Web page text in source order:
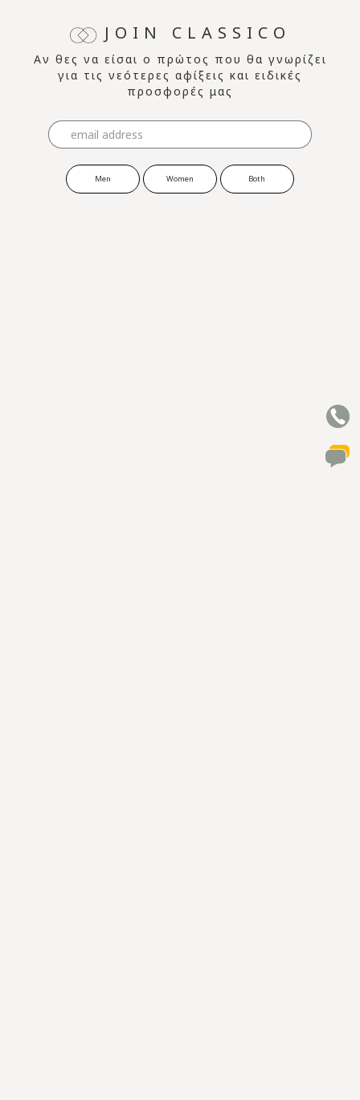
JOIN CLASSICO
Αν θες να είσαι ο πρώτος που θα γνωρίζει
για τις νεότερες αφίξεις και ειδικές
προσφορές μας
Men Women Both